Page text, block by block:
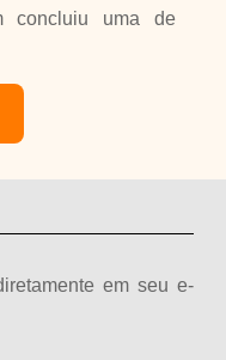
concluiu uma de
em seu e-